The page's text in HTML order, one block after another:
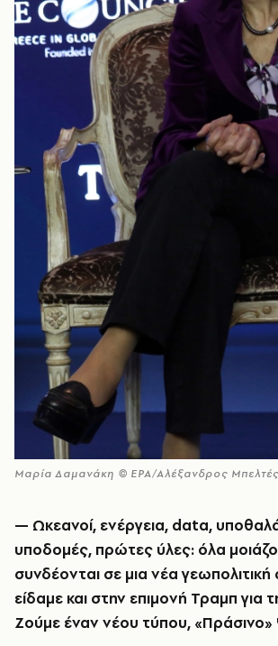
Μαρία Δαμανάκη © EPA/Αλέξανδρος Μπελτές
— Ωκεανοί, ενέργεια, data,
υποδομές, πρώτες ύλες: όλα
συνδέονται σε μια νέα
είδαμε και στην επιμονή Τραμπ για
Ζούμε έναν νέου τύπου,